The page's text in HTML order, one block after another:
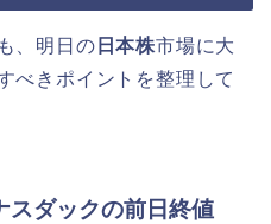
、明日の 日本株市場に大
べきポイントを整理して
スダックの前日終値